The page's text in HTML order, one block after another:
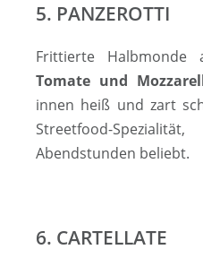
5. PANZEROTTI
Frittierte
Tomate und
innen heiß und zart
Streetfood-
Abendstunden beliebt.
6. CARTELLATE